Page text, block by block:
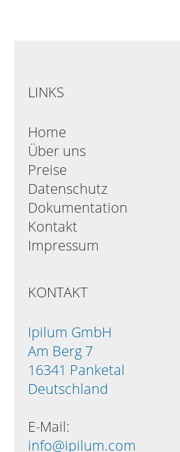
LINKS
Home
Über uns
Preise
Datenschutz
Dokumentation
Kontakt
Impressum
KONTAKT
Ipilum GmbH
Am Berg 7
16341 Panketal
Deutschland
E-Mail:
info@ipilum.com